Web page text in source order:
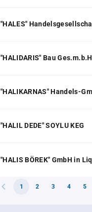
"HALES"
"HALIDARIS" Bau
"HALIKARNAS" Handels-
"HALIL DEDE" SOYLU KEG
"HALIS BÖREK" GmbH in
1 2 3 4 5